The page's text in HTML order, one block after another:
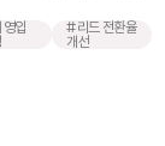
입
#리드 전환율
개선